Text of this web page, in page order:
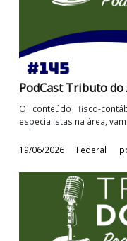
PodCast Tributo
O conteúdo fisco-
especialistas na área,
25/06/2026 Federal